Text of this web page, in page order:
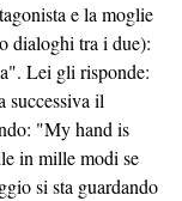
e la moglie
dialoghi tra i due):
Lei gli risponde:
successiva il
"My hand is
in mille modi se
si sta guardando